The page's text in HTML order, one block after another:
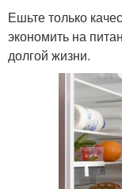
Ешьте только
экономить на
долгой жизни.